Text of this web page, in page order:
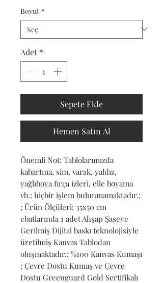
Boyut *
Adet *
Sepete Ekle
Hemen Satın Al
Önemli Not: Tablolarımızda
kabartma, sim, varak, yaldız,
yağlıboya fırça izleri, elle boyama
vb.; hiçbir işlem bulunmamaktadır.;
; Ürün Ölçüleri: 35x50 cm
ebatlarında 1 adet Ahşap Şaseye
Gerilmiş Dijital baskı teknolojisiyle
üretilmiş Kanvas Tablodan
oluşmaktadır.; %100 Kanvas Kumaşı
; Çevre Dostu Kumaş ve Çevre
Dostu Greenguard Gold Sertifikalı